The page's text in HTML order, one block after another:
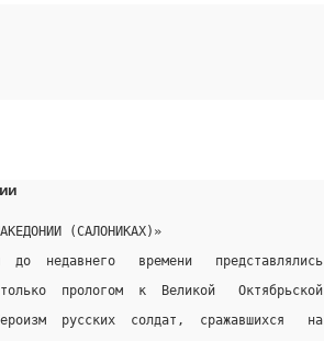
(САЛОНИКАХ)»
до  недавнего   времени   представлялись
прологом  к  Великой   Октябрьской
русских  солдат,  сражавшихся   на